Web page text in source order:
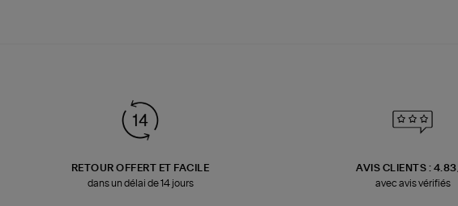
RETOUR OFFERT ET FACILE
dans un délai de 14 jours
AVIS CLIENTS :
avec avis vérifiés